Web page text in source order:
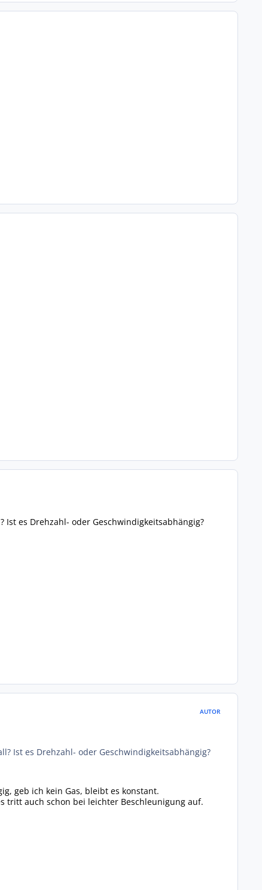
es Drehzahl- oder Geschwindigkeitsabhängig?
AUTOR
Ist es Drehzahl- oder Geschwindigkeitsabhängig?
geb ich kein Gas, bleibt es konstant.
tritt auch schon bei leichter Beschleunigung auf.